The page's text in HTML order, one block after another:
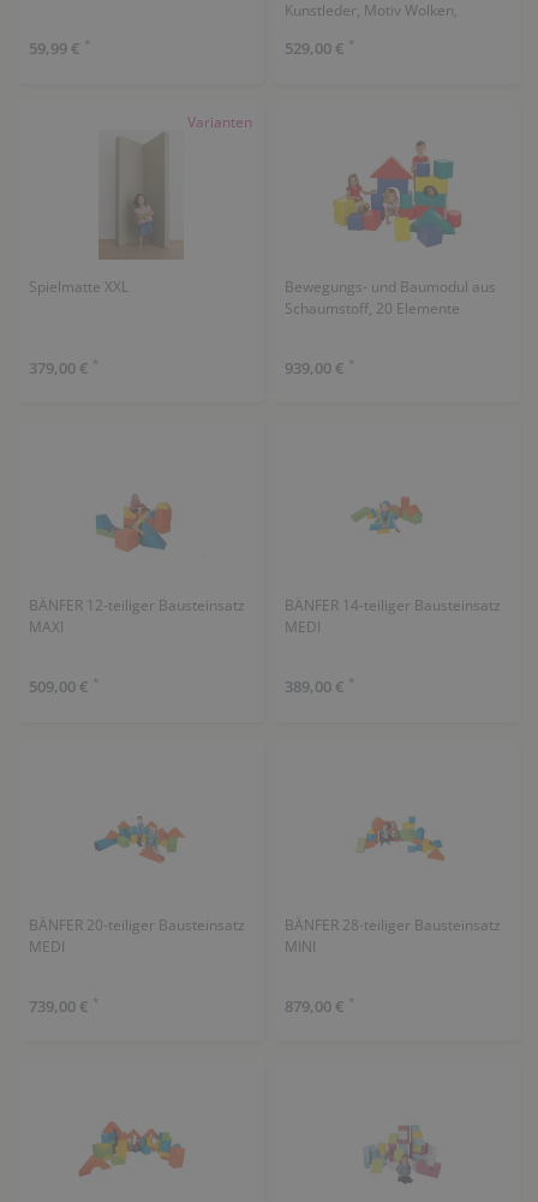
59,99 € *
Kunstleder, Motiv Wolken,
529,00 € *
Varianten
Spielmatte XXL
379,00 € *
Bewegungs- und Baumodul aus
Schaumstoff, 20 Elemente
939,00 € *
BÄNFER 12-teiliger Bausteinsatz
MAXI
509,00 € *
BÄNFER 14-teiliger Bausteinsatz
MEDI
389,00 € *
BÄNFER 20-teiliger Bausteinsatz
MEDI
739,00 € *
BÄNFER 28-teiliger Bausteinsatz
MINI
879,00 € *